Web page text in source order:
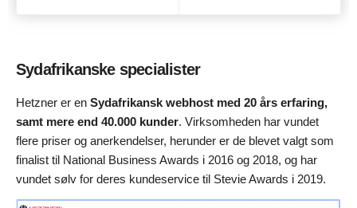
Sydafrikanske specialister
Hetzner er en Sydafrikansk webhost med 20 års erfaring,
samt mere end 40.000 kunder. Virksomheden har vundet
flere priser og anerkendelser, herunder er de blevet valgt som
finalist til National Business Awards i 2016 og 2018, og har
vundet sølv for deres kundeservice til Stevie Awards i 2019.